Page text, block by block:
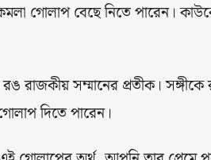
গোলাপ বেছে নিতে পারেন।
সম্মানের প্রতীক। সঙ্গীকে
দিতে পারেন।